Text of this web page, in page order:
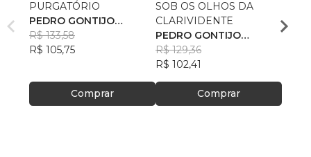
PURGATÓRIO
PEDRO GONTIJO
CARDOSO
R$ 133,58
R$ 105,75
Comprar
SOB OS OLHOS DA
CLARIVIDENTE
PEDRO GONTIJO
CARDOSO
R$ 129,36
R$ 102,41
Comprar